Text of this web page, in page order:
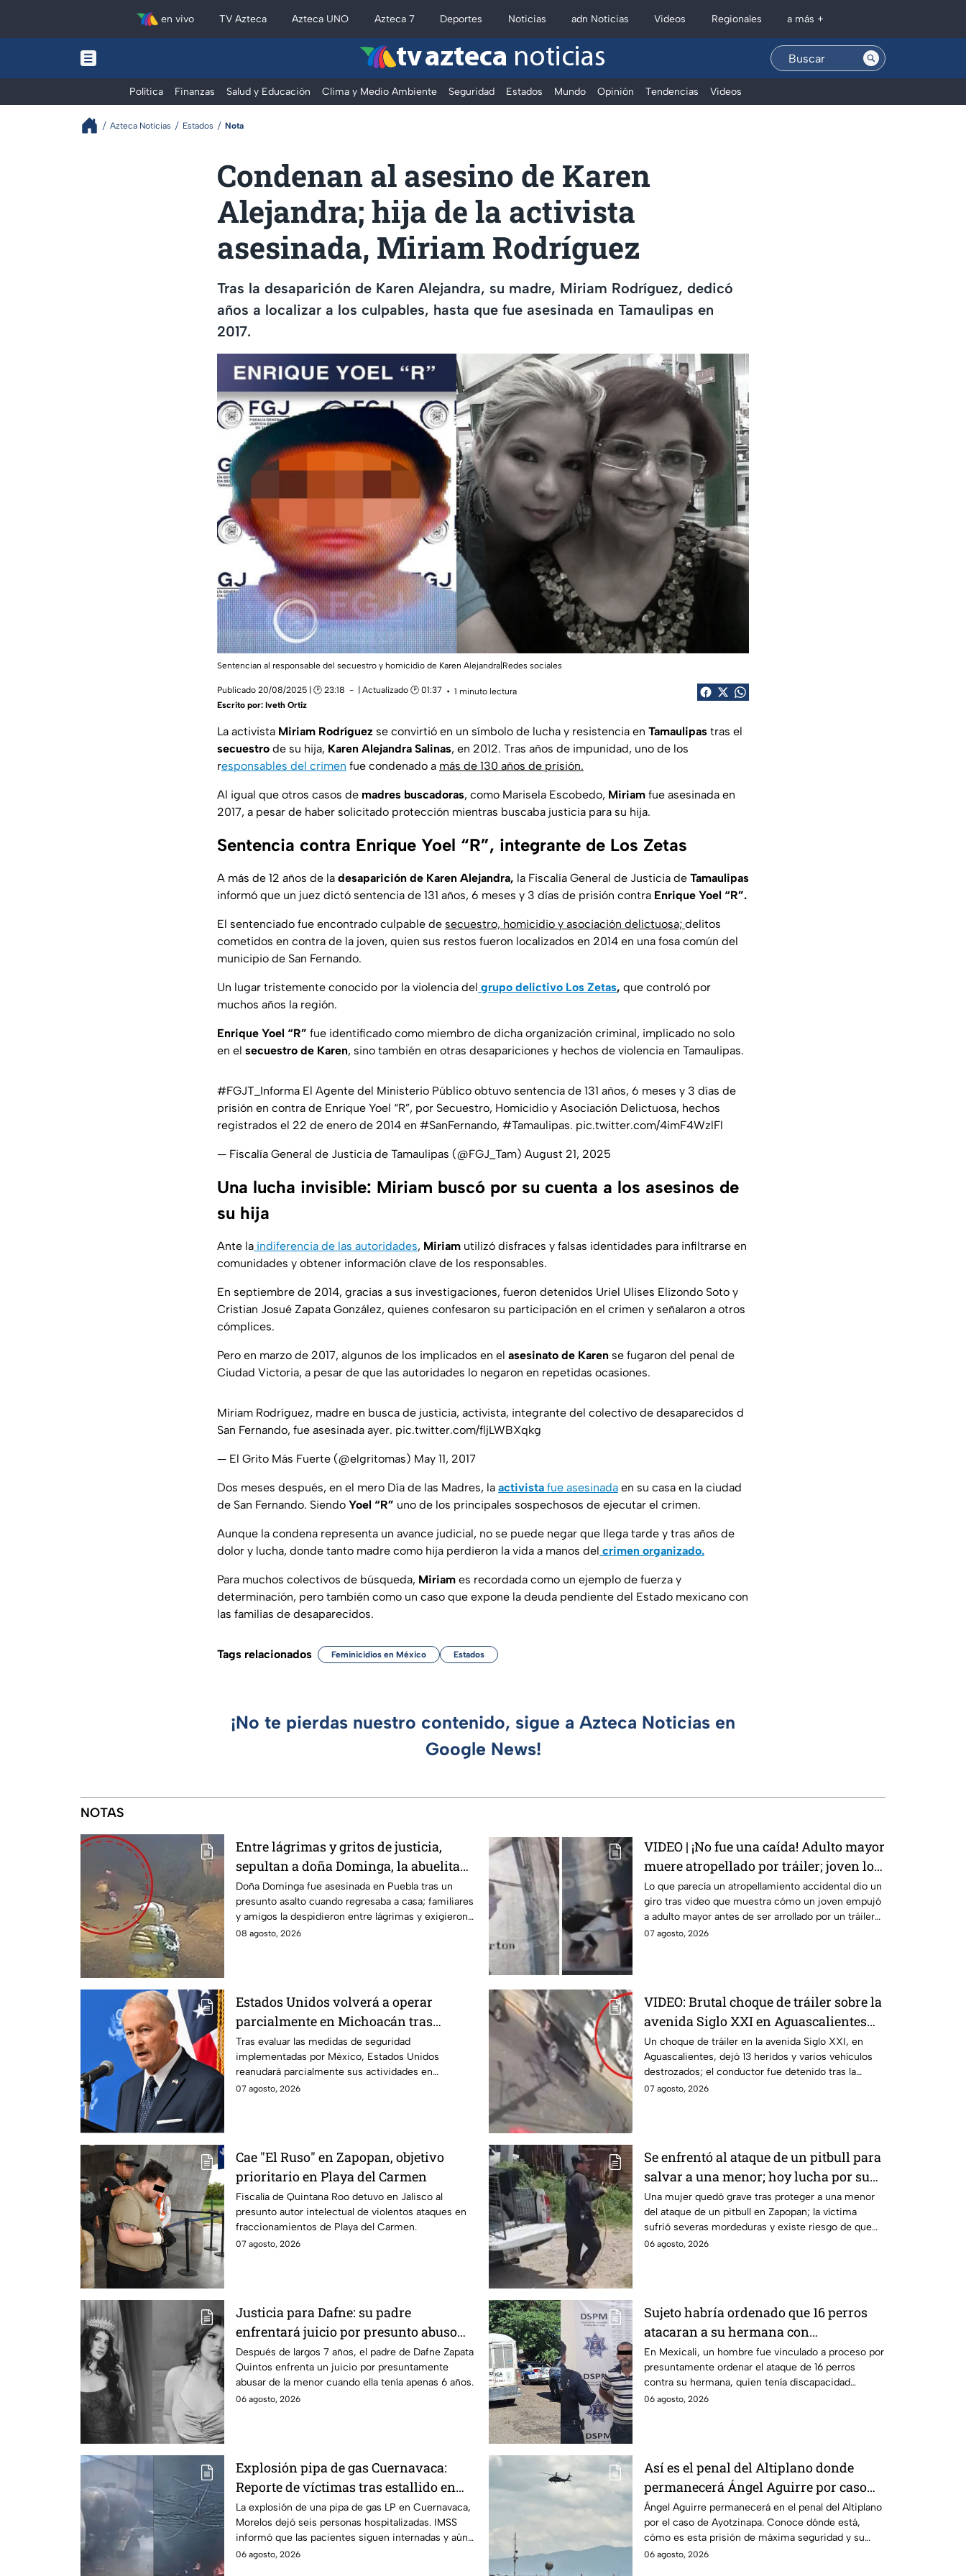
en vivo TV Azteca Azteca UNO Azteca 7 Deportes Noticias adn Noticias Videos Regionales a más +
tv azteca noticias
Política Finanzas Salud y Educación Clima y Medio Ambiente Seguridad Estados Mundo Opinión Tendencias Videos
Azteca Noticias Estados Nota
Condenan al asesino de Karen
Alejandra; hija de la activista
asesinada, Miriam Rodríguez
Tras la desaparición de Karen Alejandra, su madre, Miriam Rodríguez, dedicó
años a localizar a los culpables, hasta que fue asesinada en Tamaulipas en
2017.
Sentencian al responsable del secuestro y homicidio de Karen Alejandra|Redes sociales
Publicado 20/08/2025 | 🕑 23:18 | Actualizado 🕑 01:37
1 minuto lectura
Escrito por: Iveth Ortiz
La activista Miriam Rodríguez se convirtió en un símbolo de lucha y resistencia en Tamaulipas tras el
secuestro de su hija, Karen Alejandra Salinas, en 2012. Tras años de impunidad, uno de los
responsables del crimen fue condenado a más de 130 años de prisión.
Al igual que otros casos de madres buscadoras, como Marisela Escobedo, Miriam fue asesinada en
2017, a pesar de haber solicitado protección mientras buscaba justicia para su hija.
Sentencia contra Enrique Yoel “R”, integrante de Los Zetas
A más de 12 años de la desaparición de Karen Alejandra, la Fiscalía General de Justicia de Tamaulipas
informó que un juez dictó sentencia de 131 años, 6 meses y 3 días de prisión contra Enrique Yoel “R”.
El sentenciado fue encontrado culpable de secuestro, homicidio y asociación delictuosa; delitos
cometidos en contra de la joven, quien sus restos fueron localizados en 2014 en una fosa común del
municipio de San Fernando.
Un lugar tristemente conocido por la violencia del grupo delictivo Los Zetas, que controló por
muchos años la región.
Enrique Yoel “R” fue identificado como miembro de dicha organización criminal, implicado no solo
en el secuestro de Karen, sino también en otras desapariciones y hechos de violencia en Tamaulipas.
#FGJT_Informa El Agente del Ministerio Público obtuvo sentencia de 131 años, 6 meses y 3 días de
prisión en contra de Enrique Yoel “R”, por Secuestro, Homicidio y Asociación Delictuosa, hechos
registrados el 22 de enero de 2014 en #SanFernando, #Tamaulipas. pic.twitter.com/4imF4WzlFl
— Fiscalía General de Justicia de Tamaulipas (@FGJ_Tam) August 21, 2025
Una lucha invisible: Miriam buscó por su cuenta a los asesinos de
su hija
Ante la indiferencia de las autoridades, Miriam utilizó disfraces y falsas identidades para infiltrarse en
comunidades y obtener información clave de los responsables.
En septiembre de 2014, gracias a sus investigaciones, fueron detenidos Uriel Ulises Elizondo Soto y
Cristian Josué Zapata González, quienes confesaron su participación en el crimen y señalaron a otros
cómplices.
Pero en marzo de 2017, algunos de los implicados en el asesinato de Karen se fugaron del penal de
Ciudad Victoria, a pesar de que las autoridades lo negaron en repetidas ocasiones.
Miriam Rodríguez, madre en busca de justicia, activista, integrante del colectivo de desaparecidos d
San Fernando, fue asesinada ayer. pic.twitter.com/fljLWBXqkg
— El Grito Más Fuerte (@elgritomas) May 11, 2017
Dos meses después, en el mero Día de las Madres, la activista fue asesinada en su casa en la ciudad
de San Fernando. Siendo Yoel “R” uno de los principales sospechosos de ejecutar el crimen.
Aunque la condena representa un avance judicial, no se puede negar que llega tarde y tras años de
dolor y lucha, donde tanto madre como hija perdieron la vida a manos del crimen organizado.
Para muchos colectivos de búsqueda, Miriam es recordada como un ejemplo de fuerza y
determinación, pero también como un caso que expone la deuda pendiente del Estado mexicano con
las familias de desaparecidos.
Tags relacionados Feminicidios en México Estados
¡No te pierdas nuestro contenido, sigue a Azteca Noticias en
Google News!
NOTAS
Entre lágrimas y gritos de justicia,
sepultan a doña Dominga, la abuelita
asesinada tras asalto en Amozoc,
Puebla
Doña Dominga fue asesinada en Puebla tras un
presunto asalto cuando regresaba a casa; familiares
y amigos la despidieron entre lágrimas y exigieron
justicia.
08 agosto, 2026
VIDEO | ¡No fue una caída! Adulto mayor
muere atropellado por tráiler; joven lo
empujó en Monterrey
Lo que parecía un atropellamiento accidental dio un
giro tras video que muestra cómo un joven empujó
a adulto mayor antes de ser arrollado por un tráiler
en Monterrey.
07 agosto, 2026
Estados Unidos volverá a operar
parcialmente en Michoacán tras
suspensión por motivos de seguridad
Tras evaluar las medidas de seguridad
implementadas por México, Estados Unidos
reanudará parcialmente sus actividades en
Michoacán a partir del 8 de agosto.
07 agosto, 2026
VIDEO: Brutal choque de tráiler sobre la
avenida Siglo XXI en Aguascalientes
deja varios heridos y destrozos
Un choque de tráiler en la avenida Siglo XXI, en
Aguascalientes, dejó 13 heridos y varios vehículos
destrozados; el conductor fue detenido tras la
carambola.
07 agosto, 2026
Cae "El Ruso" en Zapopan, objetivo
prioritario en Playa del Carmen
Fiscalía de Quintana Roo detuvo en Jalisco al
presunto autor intelectual de violentos ataques en
fraccionamientos de Playa del Carmen.
07 agosto, 2026
Se enfrentó al ataque de un pitbull para
salvar a una menor; hoy lucha por su
vida en Zapopan
Una mujer quedó grave tras proteger a una menor
del ataque de un pitbull en Zapopan; la víctima
sufrió severas mordeduras y existe riesgo de que
pierda un brazo.
06 agosto, 2026
Justicia para Dafne: su padre
enfrentará juicio por presunto abuso
cometido en 2019 en Tamaulipas
Después de largos 7 años, el padre de Dafne Zapata
Quintos enfrenta un juicio por presuntamente
abusar de la menor cuando ella tenía apenas 6 años.
06 agosto, 2026
Sujeto habría ordenado que 16 perros
atacaran a su hermana con
discapacidad en Mexicali, BC
En Mexicali, un hombre fue vinculado a proceso por
presuntamente ordenar el ataque de 16 perros
contra su hermana, quien tenía discapacidad
auditiva.
06 agosto, 2026
Explosión pipa de gas Cuernavaca:
Reporte de víctimas tras estallido en
Morelos
La explosión de una pipa de gas LP en Cuernavaca,
Morelos dejó seis personas hospitalizadas. IMSS
informó que las pacientes siguen internadas y aún
no hay parte médico.
06 agosto, 2026
Así es el penal del Altiplano donde
permanecerá Ángel Aguirre por caso
Ayotzinapa
Ángel Aguirre permanecerá en el penal del Altiplano
por el caso de Ayotzinapa. Conoce dónde está,
cómo es esta prisión de máxima seguridad y su
historia.
06 agosto, 2026